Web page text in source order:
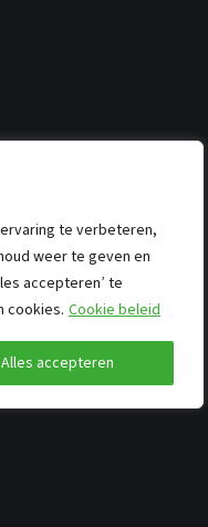
te verbeteren,
weer te geven en
accepteren’ te
cookies. Cookie beleid
Alles accepteren